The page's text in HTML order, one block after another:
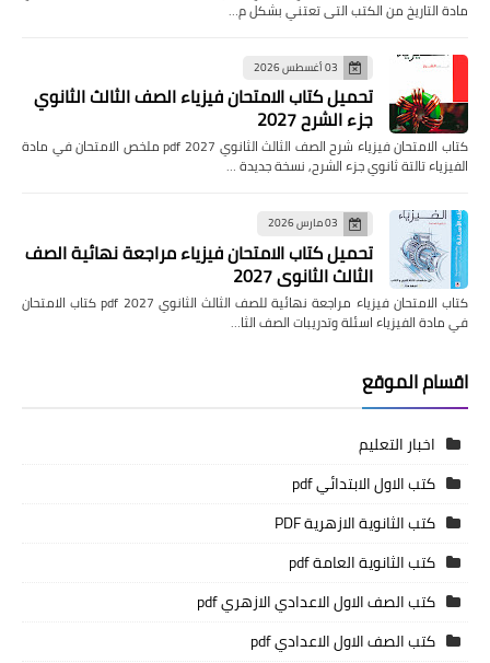
مادة التاريخ من الكتب التى تعتني بشكل م…
03 أغسطس 2026
تحميل كتاب الامتحان فيزياء الصف الثالث الثانوي
جزء الشرح 2027
كتاب الامتحان فيزياء شرح الصف الثالث الثانوي pdf 2027 ملخص الامتحان في مادة
الفيزياء تالتة ثانوي جزء الشرح, نسخة جديدة …
03 مارس 2026
تحميل كتاب الامتحان فيزياء مراجعة نهائية الصف
الثالث الثانوي 2027
كتاب الامتحان فيزياء مراجعة نهائية للصف الثالث الثانوي pdf 2027 كتاب الامتحان
في مادة الفيزياء اسئلة وتدريبات الصف الثا…
اقسام الموقع
اخبار التعليم
كتب الاول الابتدائي pdf
كتب الثانوية الازهرية PDF
كتب الثانوية العامة pdf
كتب الصف الاول الاعدادي الازهري pdf
كتب الصف الاول الاعدادي pdf